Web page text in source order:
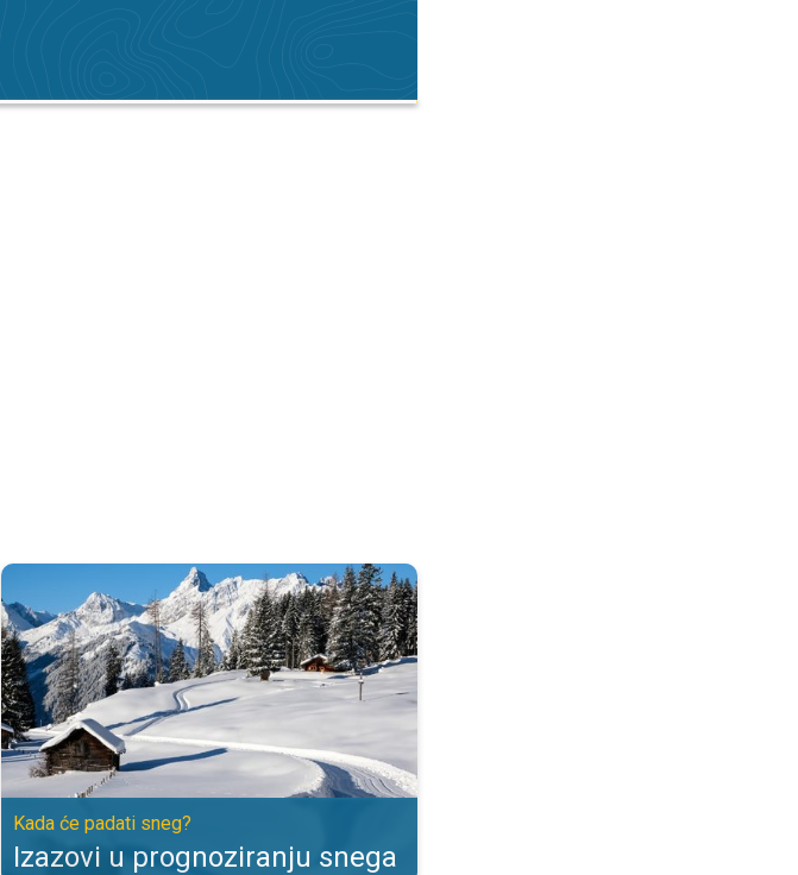
Izazovi u prognoziranju snega. Kada će padati sneg?. . .
Kada će padati sneg?
Izazovi u prognoziranju snega